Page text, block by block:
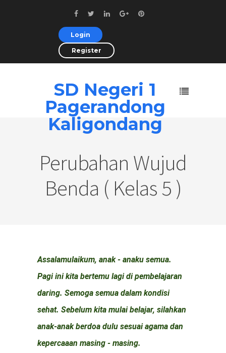
Login
Register
SD Negeri 1
Pagerandong
Kaligondang
Perubahan Wujud
Benda ( Kelas 5 )
Assalamulaikum, anak - anaku semua.
Pagi ini kita bertemu lagi di pembelajaran
daring. Semoga semua dalam kondisi
sehat. Sebelum kita mulai belajar, silahkan
anak-anak berdoa dulu sesuai agama dan
kepercaaan masing - masing.